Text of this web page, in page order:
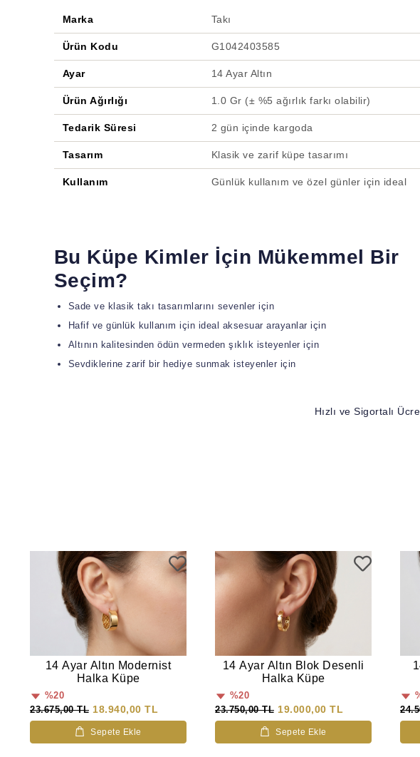
Marka Takı
Ürün Kodu G1042403585
Ayar 14 Ayar Altın
Ürün Ağırlığı 1.0 Gr (± %5 ağırlık farkı olabilir)
Tedarik Süresi 2 gün içinde kargoda
Tasarım Klasik ve zarif küpe tasarımı
Kullanım Günlük kullanım ve özel günler için ideal
Bu Küpe Kimler İçin Mükemmel Bir
Seçim?
Sade ve klasik takı tasarımlarını sevenler için
Hafif ve günlük kullanım için ideal aksesuar arayanlar için
Altının kalitesinden ödün vermeden şıklık isteyenler için
Sevdiklerine zarif bir hediye sunmak isteyenler için
Hızlı ve Sigortalı
14 Ayar Altın Modernist
Halka Küpe
%20
23.675,00 TL 18.940,00 TL
Sepete Ekle
14 Ayar Altın Blok Desenli
Halka Küpe
%20
23.750,00 TL 19.000,00 TL
Sepete Ekle